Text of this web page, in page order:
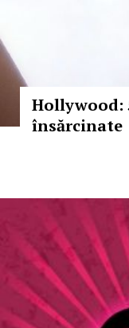
Hollywood:
însărcinate